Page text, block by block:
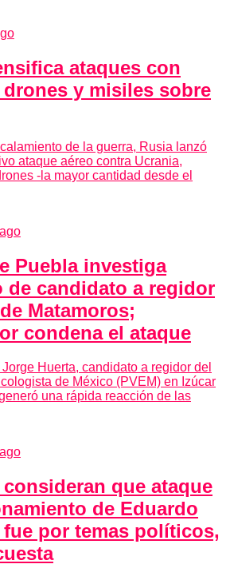
ataques con
y misiles sobre
de la guerra, Rusia lanzó
ataque aéreo contra Ucrania,
-la mayor cantidad desde el
Puebla investiga
de candidato a regidor
Matamoros;
condena el ataque
Huerta, candidato a regidor del
de México (PVEM) en Izúcar
una rápida reacción de las
que ataque
de Eduardo
fue por temas políticos,